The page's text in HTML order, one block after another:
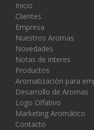
Inicio
Clientes
Empresa
Nuestros Aromas
Novedades
Notas de interes
Productos
Aromatización para
Desarrollo de Aromas
Logo Olfativo
Marketing Aromático
Contacto